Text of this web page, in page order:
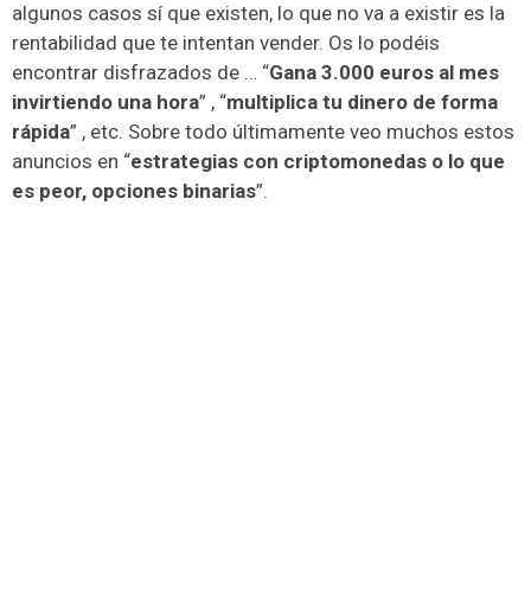
algunos casos sí que existen, lo que no va a existir es la
rentabilidad que te intentan vender. Os lo podéis
encontrar disfrazados de … “Gana 3.000 euros al mes
invirtiendo una hora” , “multiplica tu dinero de forma
rápida” , etc. Sobre todo últimamente veo muchos estos
anuncios en “estrategias con criptomonedas o lo que
es peor, opciones binarias”.